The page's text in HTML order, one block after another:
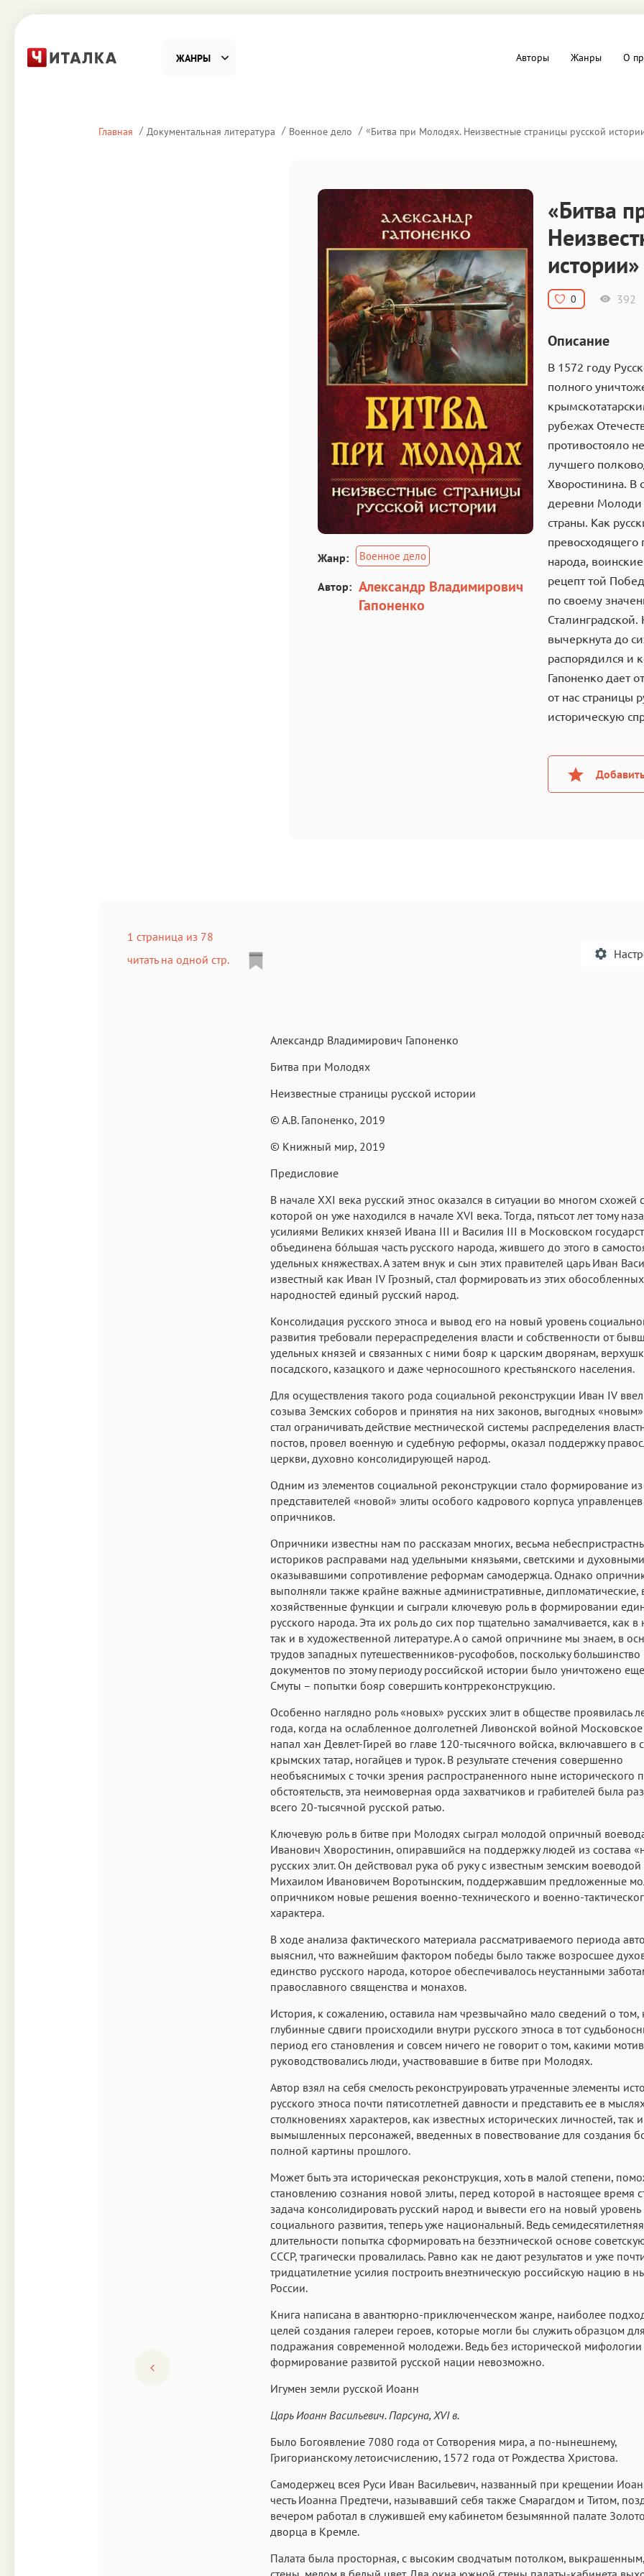
ЖАНРЫ
Драматургия
Домоводство Компьютеры и Интернет
Старинное Фольклор
Авторы Жанры О
Главная Документальная литература Военное дело «Битва при Молодях. Неизвестные страницы русской
Жанр: Военное дело
Автор: Александр Владимирович
Гапоненко
«Битва
истории»
0 392
Описание
В 1572 году
полного
рубежах
противостояло
лучшего
Хворостинина. В
деревни Молоди
страны. Как
превосходящего
народа,
рецепт той
по своему
вычеркнута до
распорядился и
Гапоненко дает
от нас страницы
историческую
1 страница из 78
читать на одной стр.
Аа
Iowan
Аа
San Francisco Аа
SF Serif
Аа
Helvetica Neue
Аа
Arial Аа
Georgia
Courier Courier New Menlo
Александр Владимирович Гапоненко
Битва при Молодях
Неизвестные страницы русской истории
© А.В. Гапоненко, 2019
© Книжный мир, 2019
Предисловие
В начале XXI века русский этнос оказался в ситуации во многом схожей
которой он уже находился в начале XVI века. Тогда, пятьсот лет тому
усилиями Великих князей Ивана III и Василия III в Московском
объединена бóльшая часть русского народа, жившего до этого в
удельных княжествах. А затем внук и сын этих правителей царь Иван
известный как Иван IV Грозный, стал формировать из этих обособленных
народностей единый русский народ.
Консолидация русского этноса и вывод его на новый уровень
развития требовали перераспределения власти и собственности от
удельных князей и связанных с ними бояр к царским дворянам,
посадского, казацкого и даже черносошного крестьянского населения.
Для осуществления такого рода социальной реконструкции Иван IV
созыва Земских соборов и принятия на них законов, выгодных «новым»
стал ограничивать действие местнической системы распределения
постов, провел военную и судебную реформы, оказал поддержку
церкви, духовно консолидирующей народ.
Одним из элементов социальной реконструкции стало формирование из
представителей «новой» элиты особого кадрового корпуса
опричников.
Опричники известны нам по рассказам многих, весьма
историков расправами над удельными князьями, светскими и
оказывавшими сопротивление реформам самодержца. Однако
выполняли также крайне важные административные, дипломатические,
хозяйственные функции и сыграли ключевую роль в формировании
русского народа. Эта их роль до сих пор тщательно замалчивается, как в
так и в художественной литературе. А о самой опричнине мы знаем, в
трудов западных путешественников-русофобов, поскольку большинство
документов по этому периоду российской истории было уничтожено
Смуты – попытки бояр совершить контрреконструкцию.
Особенно наглядно роль «новых» русских элит в обществе проявилась
года, когда на ослабленное долголетней Ливонской войной Московское
напал хан Девлет-Гирей во главе 120-тысячного войска, включавшего в
крымских татар, ногайцев и турок. В результате стечения совершенно
необъяснимых с точки зрения распространенного ныне исторического
обстоятельств, эта неимоверная орда захватчиков и грабителей была
всего 20-тысячной русской ратью.
Ключевую роль в битве при Молодях сыграл молодой опричный
Иванович Хворостинин, опиравшийся на поддержку людей из состава
русских элит. Он действовал рука об руку с известным земским воеводой
Михаилом Ивановичем Воротынским, поддержавшим предложенные
опричником новые решения военно-технического и военно-
характера.
В ходе анализа фактического материала рассматриваемого периода
выяснил, что важнейшим фактором победы было также возросшее
единство русского народа, которое обеспечивалось неустанными
православного священства и монахов.
История, к сожалению, оставила нам чрезвычайно мало сведений о том,
глубинные сдвиги происходили внутри русского этноса в тот
период его становления и совсем ничего не говорит о том, какими
руководствовались люди, участвовавшие в битве при Молодях.
Автор взял на себя смелость реконструировать утраченные элементы
русского этноса почти пятисотлетней давности и представить ее в
столкновениях характеров, как известных исторических личностей, так и
вымышленных персонажей, введенных в повествование для создания
полной картины прошлого.
Может быть эта историческая реконструкция, хоть в малой степени,
становлению сознания новой элиты, перед которой в настоящее время
задача консолидировать русский народ и вывести его на новый уровень
социального развития, теперь уже национальный. Ведь
длительности попытка сформировать на безэтнической основе
СССР, трагически провалилась. Равно как не дают результатов и уже
тридцатилетние усилия построить внеэтническую российскую нацию в
России.
Книга написана в авантюрно-приключенческом жанре, наиболее
целей создания галереи героев, которые могли бы служить образцом для
подражания современной молодежи. Ведь без исторической мифологии
формирование развитой русской нации невозможно.
Игумен земли русской Иоанн
Царь Иоанн Васильевич. Парсуна, XVI в.
Было Богоявление 7080 года от Сотворения мира, а по-нынешнему,
Григорианскому летоисчислению, 1572 года от Рождества Христова.
Самодержец всея Руси Иван Васильевич, названный при крещении
честь Иоанна Предтечи, называвший себя также Смарагдом и Титом,
вечером работал в служившей ему кабинетом безымянной палате
дворца в Кремле.
Палата была просторная, с высоким сводчатым потолком,